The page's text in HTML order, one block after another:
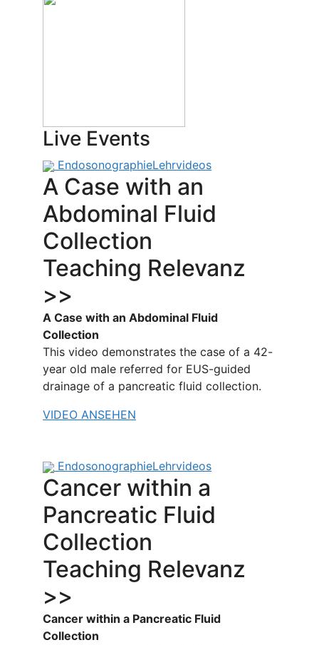
Live Events
EndosonographieLehrvideos
A Case with an
Abdominal Fluid
Collection
Teaching Relevanz
>>
A Case with an Abdominal Fluid
Collection
This video demonstrates the case of a 42-
year old male referred for EUS-guided
drainage of a pancreatic fluid collection.
VIDEO ANSEHEN
EndosonographieLehrvideos
Cancer within a
Pancreatic Fluid
Collection
Teaching Relevanz
>>
Cancer within a Pancreatic Fluid
Collection